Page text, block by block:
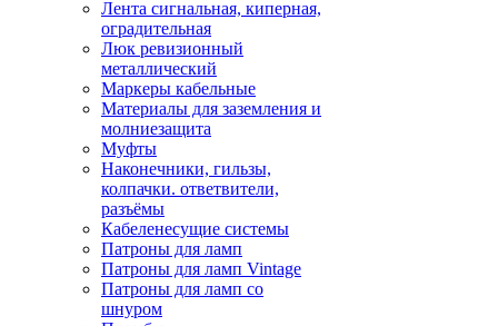
Лента сигнальная, киперная,
оградительная
Люк ревизионный
металлический
Маркеры кабельные
Материалы для заземления и
молниезащита
Муфты
Наконечники, гильзы,
колпачки. ответвители,
разъёмы
Кабеленесущие системы
Патроны для ламп
Патроны для ламп Vintage
Патроны для ламп со
шнуром